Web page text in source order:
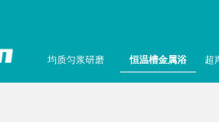
均质匀浆研磨 恒温槽金属浴 超